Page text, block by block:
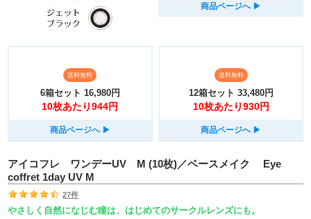
商品ページへ ▶︎
送料無料
6箱セット 16,980円
10枚あたり944円
商品ページへ ▶︎
送料無料
12箱セット 33,480円
10枚あたり930円
商品ページへ ▶︎
アイコフレ ワンデーUV M (10枚)／ベースメイク Eye
coffret 1day UV M
27件
やさしく自然になじむ瞳は、はじめてのサークルレンズにも。